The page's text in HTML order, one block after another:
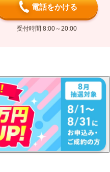
電話をかける
受付時間 8:00～20:00